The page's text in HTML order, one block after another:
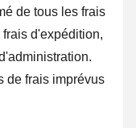
de tous les frais
d'expédition,
de frais imprévus